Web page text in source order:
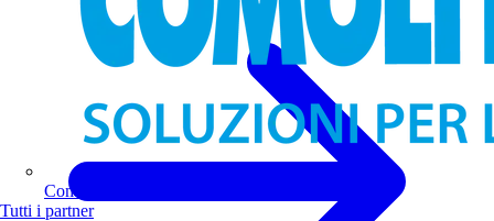
Comoli Ferrari
Tutti i partner